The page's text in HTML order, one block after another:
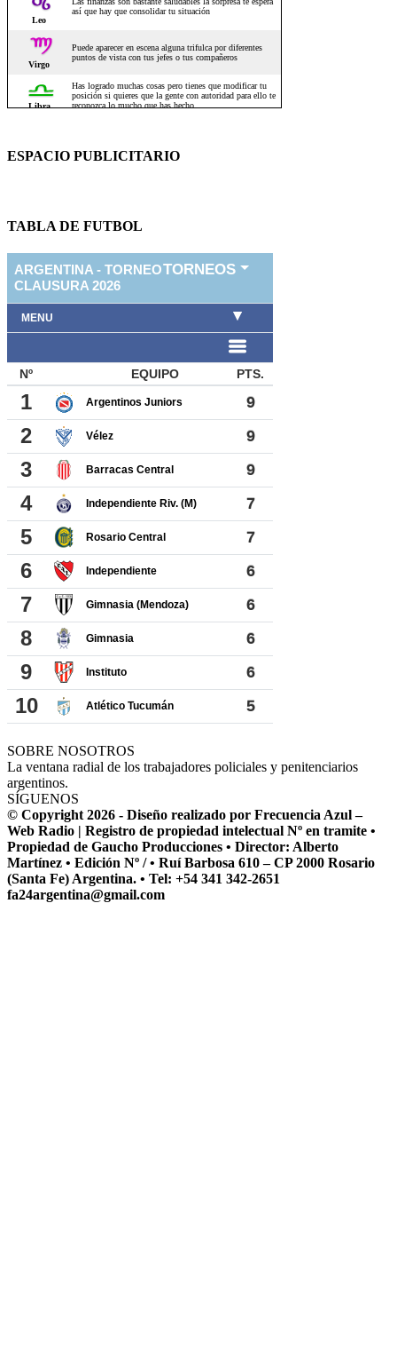
ESPACIO PUBLICITARIO
TABLA DE FUTBOL
SOBRE NOSOTROS
La ventana radial de los trabajadores policiales y penitenciarios
argentinos.
SÍGUENOS
© Copyright 2026 - Diseño realizado por Frecuencia Azul –
Web Radio | Registro de propiedad intelectual Nº en tramite •
Propiedad de Gaucho Producciones • Director: Alberto
Martínez • Edición Nº / • Ruí Barbosa 610 – CP 2000 Rosario
(Santa Fe) Argentina. • Tel: +54 341 342-2651
fa24argentina@gmail.com